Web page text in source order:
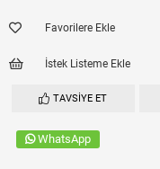
Favorilere Ekle
İstek Listeme Ekle
TAVSIYE ET
WhatsApp